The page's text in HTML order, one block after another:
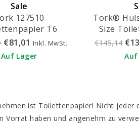
Sale
127510
T6
Compact 3-lagig
X 10 Zentimeter
(27 Rollen)
€81,01 Inkl. MwSt.
Auf Lager
Tork®
Size
€145,14
Auf
ist Toilettenpapier! Nicht
haben und angenehm zu